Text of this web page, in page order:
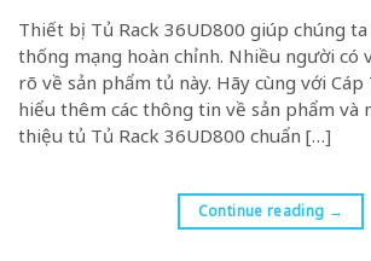
Thiết bị Tủ Rack 36UD800 giúp chúng
thống mạng hoàn chỉnh. Nhiều người có
rõ về sản phẩm tủ này. Hãy cùng với
hiểu thêm các thông tin về sản phẩm và
thiệu tủ Tủ Rack 36UD800 chuẩn […]
Continue reading →